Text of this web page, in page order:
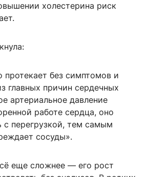
холестерина риск
протекает без симптомов и
главных причин сердечных
артериальное давление
работе сердца, оно
с перегрузкой, тем самым
сосуды».
еще сложнее — его рост